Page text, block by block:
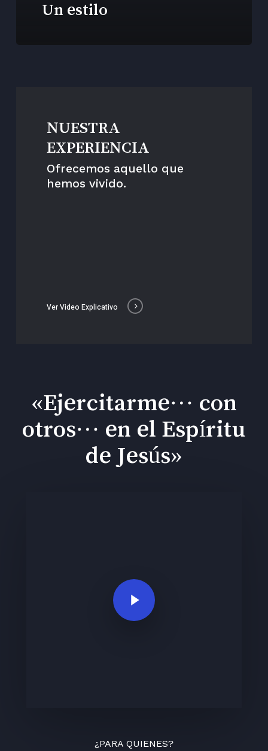
Un estilo
NUESTRA
EXPERIENCIA
Ofrecemos aquello que
hemos vivido.
Ver Video Explicativo
«Ejercitarme… con
otros… en el Espíritu
de Jesús»
Play Video
¿PARA QUIENES?